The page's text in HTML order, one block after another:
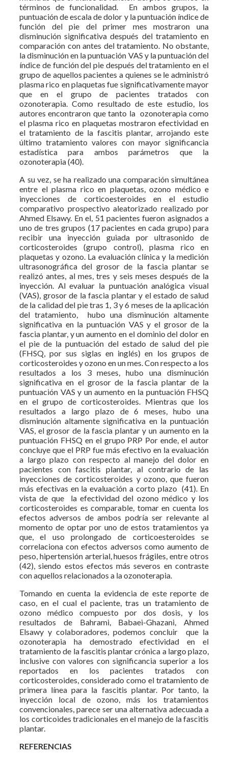
términos de funcionalidad. En ambos grupos, la
puntuación de escala de dolor y la puntuación índice de
función del pie del primer mes mostraron una
disminución significativa después del tratamiento en
comparación con antes del tratamiento. No obstante,
la disminución en la puntuación VAS y la puntuación del
índice de función del pie después del tratamiento en el
grupo de aquellos pacientes a quienes se le administró
plasma rico en plaquetas fue significativamente mayor
que en el grupo de pacientes tratados con
ozonoterapia. Como resultado de este estudio, los
autores encontraron que tanto la ozonoterapia como
el plasma rico en plaquetas mostraron efectividad en
el tratamiento de la fascitis plantar, arrojando este
último tratamiento valores con mayor significancia
estadística para ambos parámetros que la
ozonoterapia (40).
A su vez, se ha realizado una comparación simultánea
entre el plasma rico en plaquetas, ozono médico e
inyecciones de corticoesteroides en el estudio
comparativo prospectivo aleatorizado realizado por
Ahmed Elsawy. En el, 51 pacientes fueron asignados a
uno de tres grupos (17 pacientes en cada grupo) para
recibir una inyección guiada por ultrasonido de
corticosteroides (grupo control), plasma rico en
plaquetas y ozono. La evaluación clínica y la medición
ultrasonográfica del grosor de la fascia plantar se
realizó antes, al mes, tres y seis meses después de la
inyección. Al evaluar la puntuación analógica visual
(VAS), grosor de la fascia plantar y el estado de salud
de la calidad del pie tras 1, 3 y 6 meses de la aplicación
del tratamiento, hubo una disminución altamente
significativa en la puntuación VAS y el grosor de la
fascia plantar, y un aumento en el dominio del dolor en
el pie de la puntuación del estado de salud del pie
(FHSQ, por sus siglas en inglés) en los grupos de
corticosteroides y ozono en un mes. Con respecto a los
resultados a los 3 meses, hubo una disminución
significativa en el grosor de la fascia plantar de la
puntuación VAS y un aumento en la puntuación FHSQ
en el grupo de corticosteroides. Mientras que los
resultados a largo plazo de 6 meses, hubo una
disminución altamente significativa en la puntuación
VAS, el grosor de la fascia plantar y un aumento en la
puntuación FHSQ en el grupo PRP Por ende, el autor
concluye que el PRP fue más efectivo en la evaluación
a largo plazo con respecto al manejo del dolor en
pacientes con fascitis plantar, al contrario de las
inyecciones de corticosteroides y ozono, que fueron
más efectivas en la evaluación a corto plazo (41). En
vista de que la efectividad del ozono médico y los
corticosteroides es comparable, tomar en cuenta los
efectos adversos de ambos podría ser relevante al
momento de optar por uno de estos tratamientos ya
que, el uso prolongado de corticoesteroides se
correlaciona con efectos adversos como aumento de
peso, hipertensión arterial, huesos frágiles, entre otros
(42), siendo estos efectos más severos en contraste
con aquellos relacionados a la ozonoterapia.
Tomando en cuenta la evidencia de este reporte de
caso, en el cual el paciente, tras un tratamiento de
ozono médico compuesto por dos dosis, y los
resultados de Bahrami, Babaei-Ghazani, Ahmed
Elsawy y colaboradores, podemos concluir que la
ozonoterapia ha demostrado efectividad en el
tratamiento de la fascitis plantar crónica a largo plazo,
inclusive con valores con significancia superior a los
reportados en los pacientes tratados con
corticosteroides, considerado como el tratamiento de
primera línea para la fascitis plantar. Por tanto, la
inyección local de ozono, más los tratamientos
convencionales, parece ser una alternativa adecuada a
los corticoides tradicionales en el manejo de la fascitis
plantar.
REFERENCIAS